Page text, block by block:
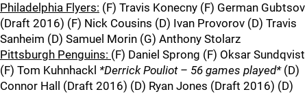
Philadelphia Flyers: (F) Travis Konecny (F) German Gubtsov
(Draft 2016) (F) Nick Cousins (D) Ivan Provorov (D) Travis
Sanheim (D) Samuel Morin (G) Anthony Stolarz
Pittsburgh Penguins: (F) Daniel Sprong (F) Oksar Sundqvist
(F) Tom Kuhnhackl *Derrick Pouliot – 56 games played*(D)
Connor Hall (Draft 2016) (D) Ryan Jones (Draft 2016) (D)